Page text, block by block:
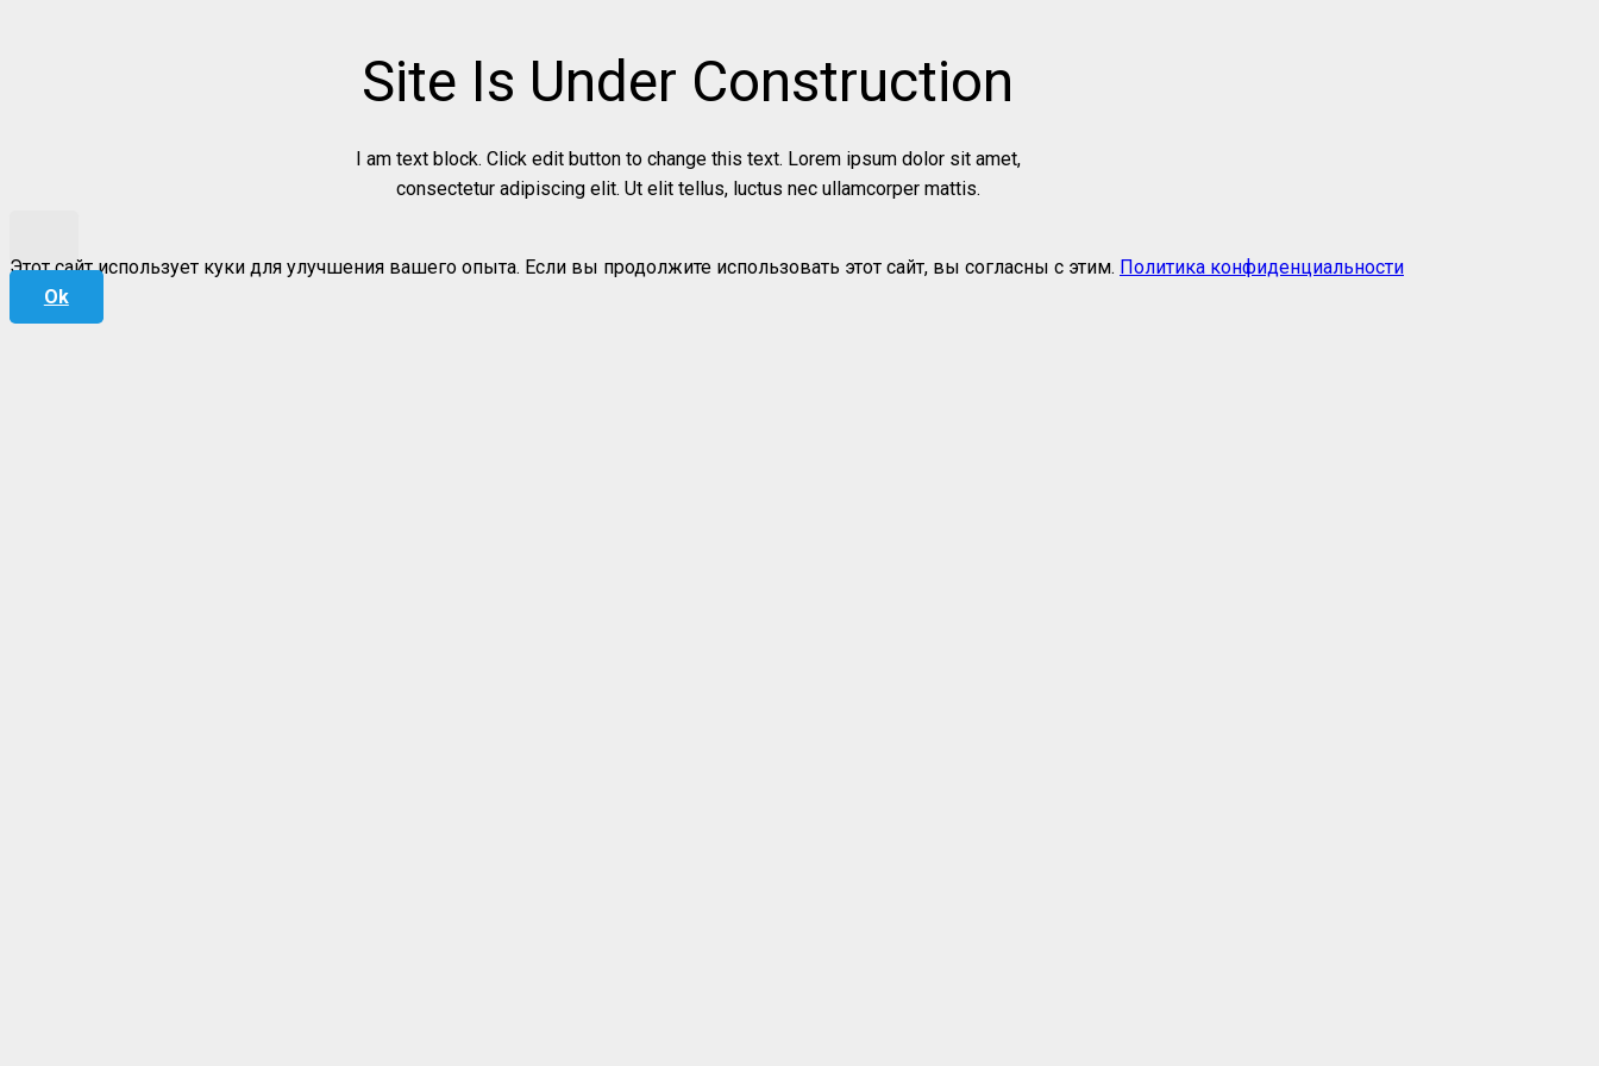
Site Is Under Construction
I am text block. Click edit button to change this text. Lorem ipsum dolor sit amet,
consectetur adipiscing elit. Ut elit tellus, luctus nec ullamcorper mattis.
Этот сайт использует куки для улучшения вашего опыта. Если вы продолжите использовать этот сайт, вы согласны с этим. Политика конфиденциальности
Ok